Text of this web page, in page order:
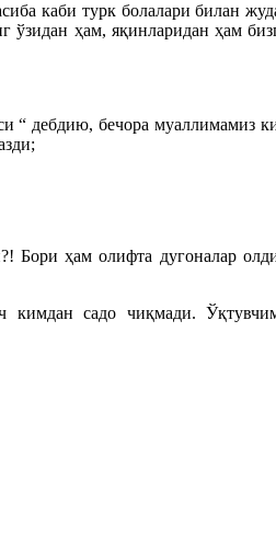
каби турк болалари билан
ҳам, яқинларидан ҳам
“ дебдию, бечора муаллимамиз
ҳам олифта дугоналар
садо чиқмади.